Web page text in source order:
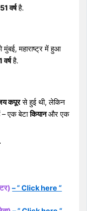
51 वर्षहै.
मुंबई, महाराष्ट्र में हुआ
वर्षहै.
कपूरसे हुई थी, लेकिन
– एक बेटाकियानऔर एक
– ” Click here “